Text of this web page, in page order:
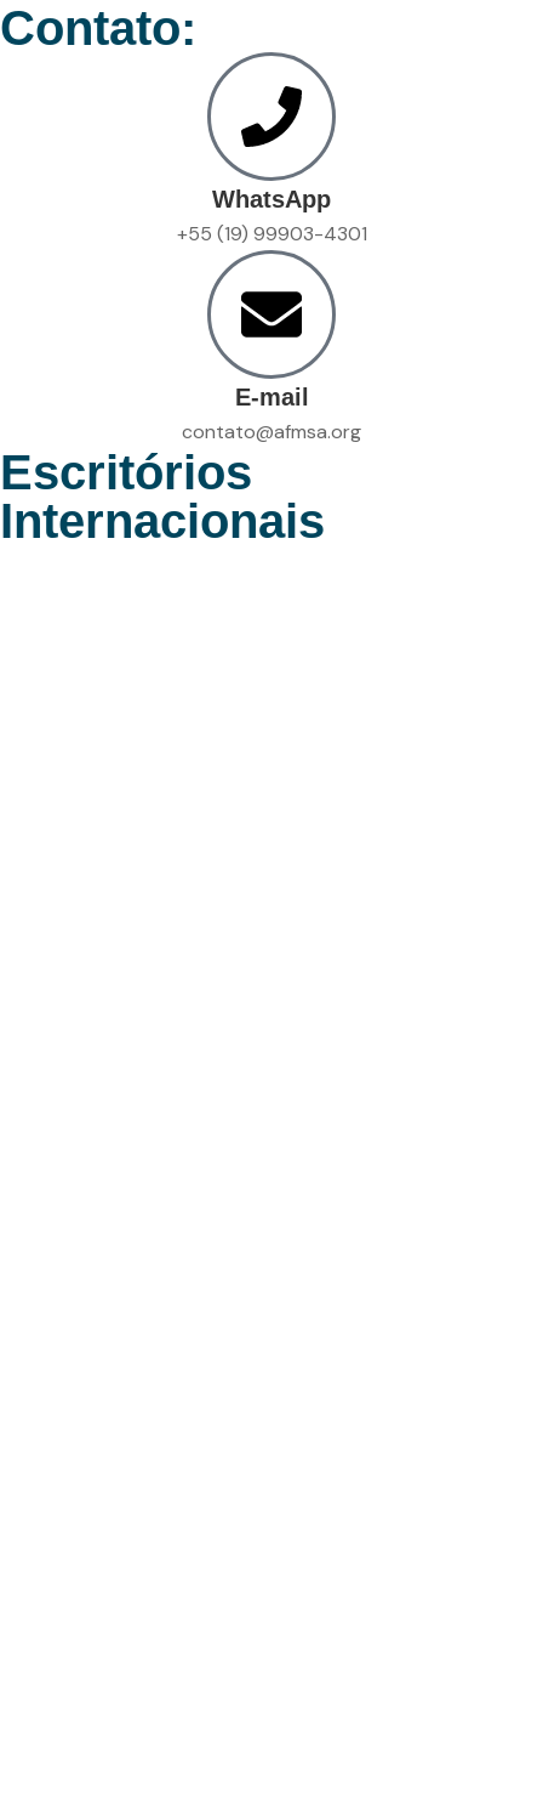
Contato:
WhatsApp
+55 (19) 99903-4301
E-mail
contato@afmsa.org
Escritórios
Internacionais